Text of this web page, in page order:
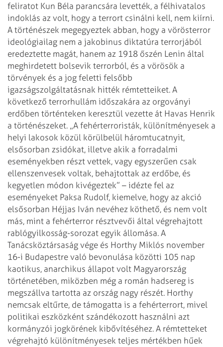
feliratot Kun Béla parancsára levették, a félhivatalos
indoklás az volt, hogy a terrort csinálni kell, nem kiírni.
A történészek megegyeztek abban, hogy a vörösterror
ideológiailag nem a jakobinus diktatúra terrorjából
eredeztette magát, hanem az 1918 őszén Lenin által
meghirdetett bolsevik terrorból, és a vörösök a
törvények és a jog feletti felsőbb
igazságszolgáltatásnak hitték rémtetteiket. A
következő terrorhullám időszakára az orgoványi
erdőben történteken keresztül vezette át Havas Henrik
a történészeket. „A fehérterroristák, különítményesek a
helyi lakosok közül körülbelül háromtucatnyit,
elsősorban zsidókat, illetve akik a forradalmi
eseményekben részt vettek, vagy egyszerűen csak
ellenszenvesek voltak, behajtottak az erdőbe, és
kegyetlen módon kivégeztek” – idézte fel az
eseményeket Paksa Rudolf, kiemelve, hogy az akció
elsősorban Héjjas Iván nevéhez köthető, és nem volt
más, mint a fehérterror résztvevői által végrehajtott
rablógyilkosság-sorozat egyik állomása. A
Tanácsköztársaság vége és Horthy Miklós november
16-i Budapestre való bevonulása közötti 105 nap
kaotikus, anarchikus állapot volt Magyarország
történetében, miközben még a román hadsereg is
megszállva tartotta az ország nagy részét. Horthy
nemcsak eltűrte, de támogatta is a fehérterrort, mivel
politikai eszközként szándékozott használni azt
kormányzói jogkörének kibővítéséhez. A rémtetteket
végrehajtó különítményesek teljes mértékben hűek